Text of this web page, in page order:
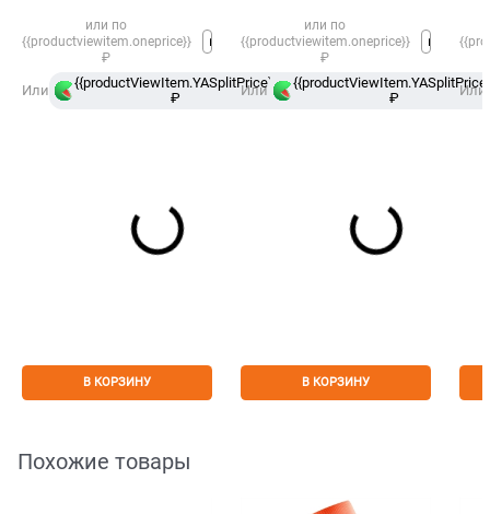
или по
{{productviewitem.oneprice}}
₽
Или
{{productViewItem.YASplitPrice}}
₽
в
Сплит
В КОРЗИНУ
или по
{{productviewitem.oneprice}}
₽
Или
₽
В КОРЗИНУ
Или
Похожие товары